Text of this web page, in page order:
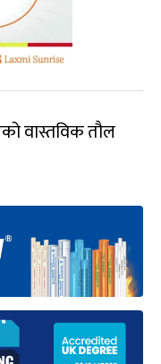
वास्तविक तौल